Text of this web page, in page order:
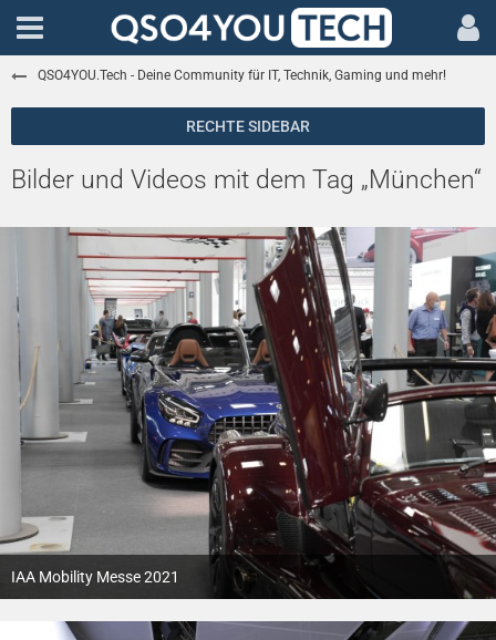
QSO4YOU.Tech - Deine Community für IT, Technik, Gaming und mehr!
Bilder und Videos mit dem Tag „München“
IAA Mobility Messe 2021
12. Oktober 2021